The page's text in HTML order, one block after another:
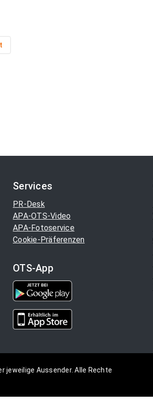
Services
PR-Desk
APA-OTS-Video
APA-Fotoservice
Cookie-Präferenzen
OTS-App
jeweilige Aussender. Alle Rechte